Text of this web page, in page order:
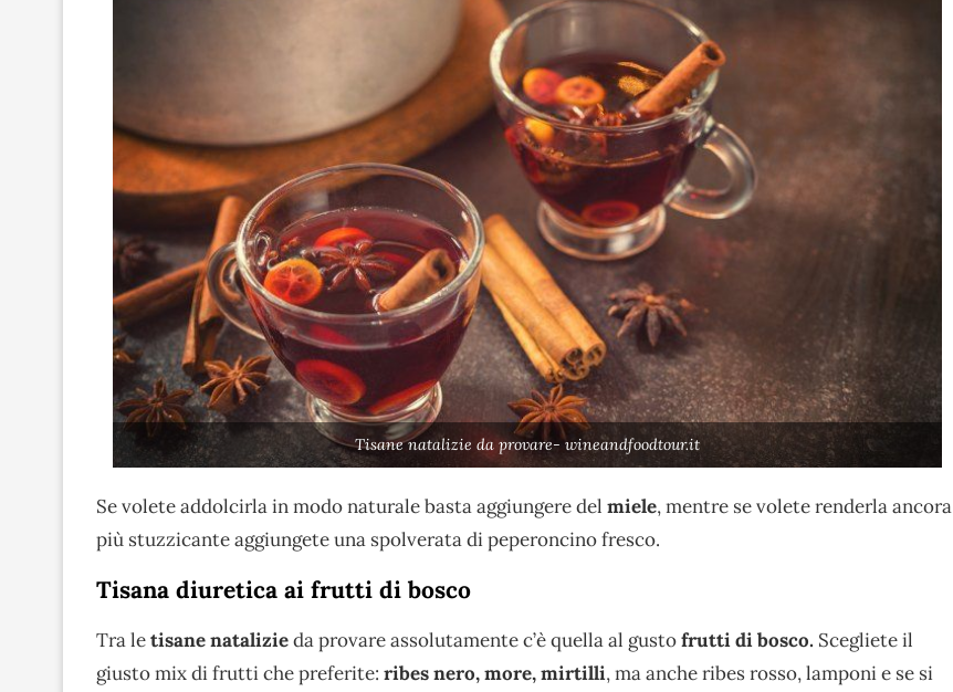
Tisane natalizie da provare- wineandfoodtour.it
Se volete addolcirla in modo naturale basta aggiungere del miele, mentre se volete renderla ancora
più stuzzicante aggiungete una spolverata di peperoncino fresco.
Tisana diuretica ai frutti di bosco
Tra letisane natalizieda provare assolutamente c’è quella al gustofrutti di bosco. Scegliete il
giusto mix di frutti che preferite: ribes nero, more, mirtilli, ma anche ribes rosso, lamponi e se si